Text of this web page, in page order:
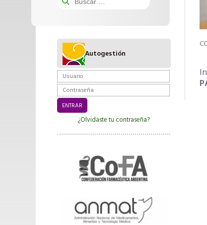
Autogestión
¿Olvidaste tu contraseña?